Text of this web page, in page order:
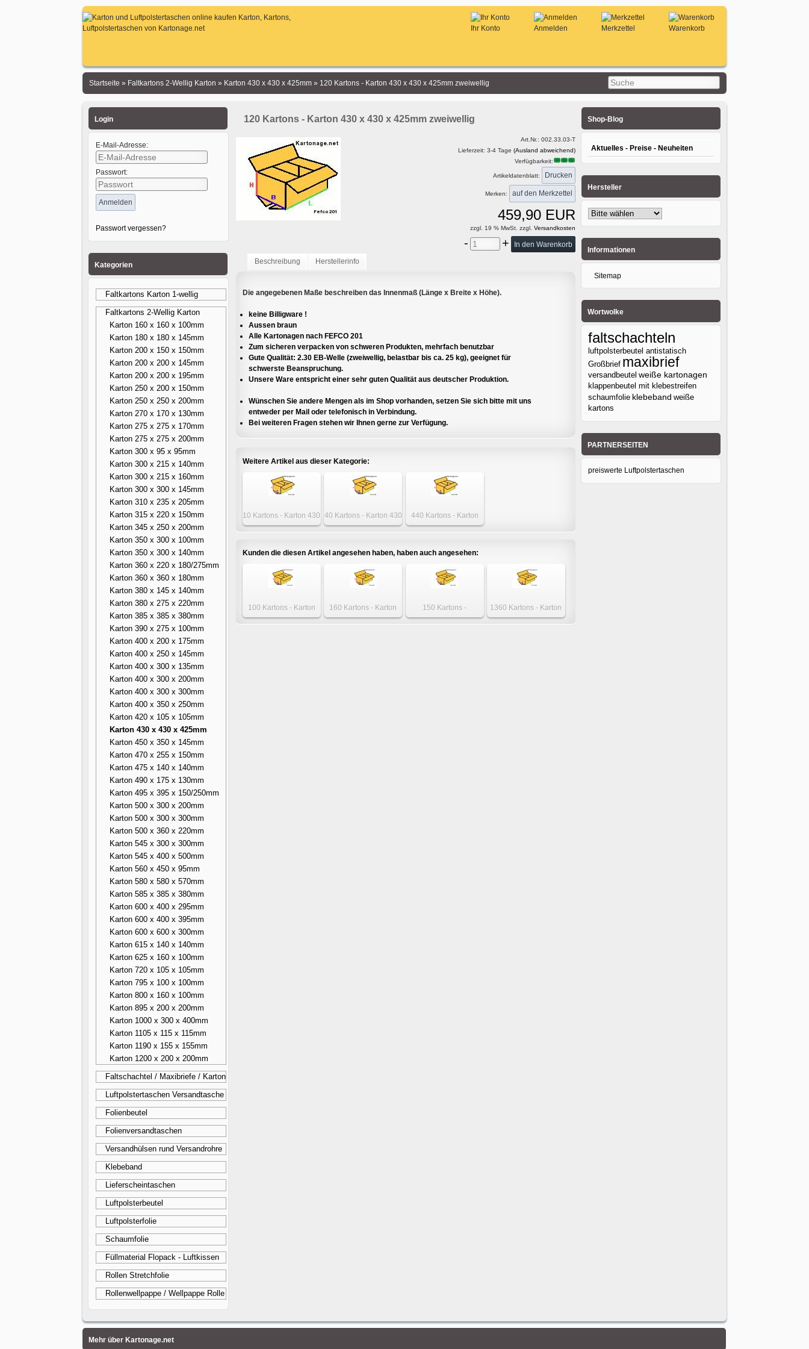
Warenkorb
Merkzettel
Anmelden
Ihr Konto
Startseite » Faltkartons 2-Wellig Karton » Karton 430 x 430 x 425mm» 120 Kartons - Karton 430 x 430 x 425mm zweiwellig
Login
E-Mail-Adresse:
Passwort:
Passwort vergessen?
Kategorien
Faltkartons Karton 1-wellig
Faltkartons 2-Wellig Karton
Karton 160 x 160 x 100mm
Karton 180 x 180 x 145mm
Karton 200 x 150 x 150mm
Karton 200 x 200 x 145mm
Karton 200 x 200 x 195mm
Karton 250 x 200 x 150mm
Karton 250 x 250 x 200mm
Karton 270 x 170 x 130mm
Karton 275 x 275 x 170mm
Karton 275 x 275 x 200mm
Karton 300 x 95 x 95mm
Karton 300 x 215 x 140mm
Karton 300 x 215 x 160mm
Karton 300 x 300 x 145mm
Karton 310 x 235 x 205mm
Karton 315 x 220 x 150mm
Karton 345 x 250 x 200mm
Karton 350 x 300 x 100mm
Karton 350 x 300 x 140mm
Karton 360 x 220 x 180/275mm
Karton 360 x 360 x 180mm
Karton 380 x 145 x 140mm
Karton 380 x 275 x 220mm
Karton 385 x 385 x 380mm
Karton 390 x 275 x 100mm
Karton 400 x 200 x 175mm
Karton 400 x 250 x 145mm
Karton 400 x 300 x 135mm
Karton 400 x 300 x 200mm
Karton 400 x 300 x 300mm
Karton 400 x 350 x 250mm
Karton 420 x 105 x 105mm
Karton 430 x 430 x 425mm
Karton 450 x 350 x 145mm
Karton 470 x 255 x 150mm
Karton 475 x 140 x 140mm
Karton 490 x 175 x 130mm
Karton 495 x 395 x 150/250mm
Karton 500 x 300 x 200mm
Karton 500 x 300 x 300mm
Karton 500 x 360 x 220mm
Karton 545 x 300 x 300mm
Karton 545 x 400 x 500mm
Karton 560 x 450 x 95mm
Karton 580 x 580 x 570mm
Karton 585 x 385 x 380mm
Karton 600 x 400 x 295mm
Karton 600 x 400 x 395mm
Karton 600 x 600 x 300mm
Karton 615 x 140 x 140mm
Karton 625 x 160 x 100mm
Karton 720 x 105 x 105mm
Karton 795 x 100 x 100mm
Karton 800 x 160 x 100mm
Karton 895 x 200 x 200mm
Karton 1000 x 300 x 400mm
Karton 1105 x 115 x 115mm
Karton 1190 x 155 x 155mm
Karton 1200 x 200 x 200mm
Faltschachtel / Maxibriefe / Karton
Luftpolstertaschen Versandtasche
Folienbeutel
Folienversandtaschen
Versandhülsen rund Versandrohre
Klebeband
Lieferscheintaschen
Luftpolsterbeutel
Luftpolsterfolie
Schaumfolie
Füllmaterial Flopack - Luftkissen
Rollen Stretchfolie
Rollenwellpappe / Wellpappe Rolle
120 Kartons - Karton 430 x 430 x 425mm zweiwellig
Art.Nr.: 002.33.03-T
Lieferzeit: 3-4 Tage (Ausland abweichend)
Verfügbarkeit:
Artikeldatenblatt: Drucken
Merken:
459,90 EUR
zzgl. 19 % MwSt. zzgl. Versandkosten
- +
Beschreibung Herstellerinfo
Die angegebenen Maße beschreiben das Innenmaß (Länge x Breite x Höhe).
keine Billigware !
Aussen braun
Alle Kartonagen nach FEFCO 201
Zum sicheren verpacken von schweren Produkten, mehrfach benutzbar
Gute Qualität: 2.30 EB-Welle (zweiwellig, belastbar bis ca. 25 kg), geeignet für
schwerste Beanspruchung.
Unsere Ware entspricht einer sehr guten Qualität aus deutscher Produktion.
Wünschen Sie andere Mengen als im Shop vorhanden, setzen Sie sich bitte mit uns
entweder per Mail oder telefonisch in Verbindung.
Bei weiteren Fragen stehen wir Ihnen gerne zur Verfügung.
Weitere Artikel aus dieser Kategorie:
10 Kartons - Karton 430
x 430 x 425mm
40 Kartons - Karton 430
x 430 x 425mm
440 Kartons - Karton
430 x 430 x 425mm
Kunden die diesen Artikel angesehen haben, haben auch angesehen:
100 Kartons - Karton
205 x 165 x 75mm
160 Kartons - Karton
600 x 400 x 295mm
150 Kartons -
einwelliger Karton 310
1360 Kartons - Karton
350 x 300 x 150mm
Shop-Blog
Aktuelles - Preise - Neuheiten
Hersteller
Informationen
Sitemap
Wortwolke
faltschachteln
luftpolsterbeutel antistatisch
Großbrief maxibrief
versandbeutel weiße kartonagen
klappenbeutel mit klebestreifen
schaumfolie klebeband weiße
kartons
PARTNERSEITEN
preiswerte Luftpolstertaschen
Mehr über Kartonage.net